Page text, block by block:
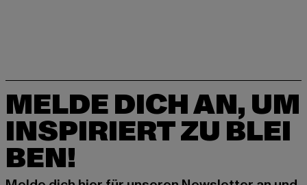
MELDE DICH AN, UM
INSPIRIERT ZU BLEI
BEN!